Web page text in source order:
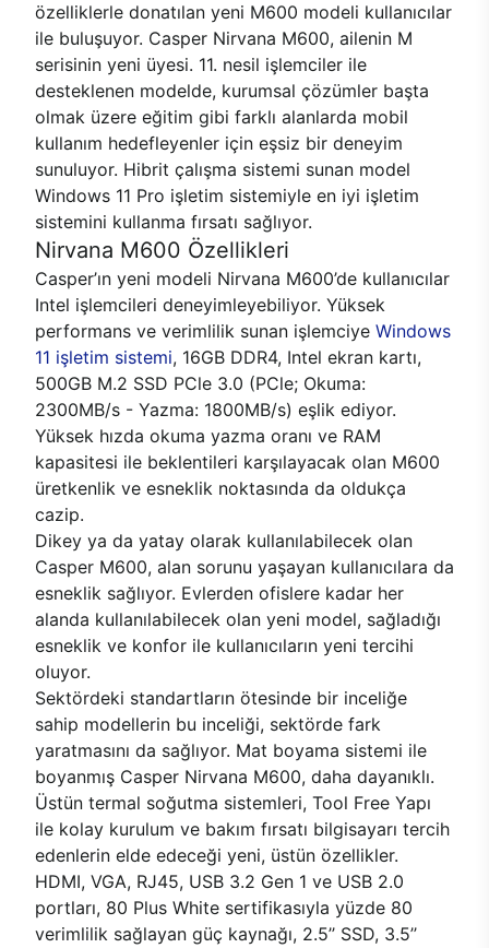
özelliklerle donatılan yeni M600 modeli kullanıcılar
ile buluşuyor. Casper Nirvana M600, ailenin M
serisinin yeni üyesi. 11. nesil işlemciler ile
desteklenen modelde, kurumsal çözümler başta
olmak üzere eğitim gibi farklı alanlarda mobil
kullanım hedefleyenler için eşsiz bir deneyim
sunuluyor. Hibrit çalışma sistemi sunan model
Windows 11 Pro işletim sistemiyle en iyi işletim
sistemini kullanma fırsatı sağlıyor.
Nirvana M600 Özellikleri
Casper’ın yeni modeli Nirvana M600’de kullanıcılar
Intel işlemcileri deneyimleyebiliyor. Yüksek
performans ve verimlilik sunan işlemciye Windows
11 işletim sistemi, 16GB DDR4, Intel ekran kartı,
500GB M.2 SSD PCle 3.0 (PCle; Okuma:
2300MB/s - Yazma: 1800MB/s) eşlik ediyor.
Yüksek hızda okuma yazma oranı ve RAM
kapasitesi ile beklentileri karşılayacak olan M600
üretkenlik ve esneklik noktasında da oldukça
cazip.
Dikey ya da yatay olarak kullanılabilecek olan
Casper M600, alan sorunu yaşayan kullanıcılara da
esneklik sağlıyor. Evlerden ofislere kadar her
alanda kullanılabilecek olan yeni model, sağladığı
esneklik ve konfor ile kullanıcıların yeni tercihi
oluyor.
Sektördeki standartların ötesinde bir inceliğe
sahip modellerin bu inceliği, sektörde fark
yaratmasını da sağlıyor. Mat boyama sistemi ile
boyanmış Casper Nirvana M600, daha dayanıklı.
Üstün termal soğutma sistemleri, Tool Free Yapı
ile kolay kurulum ve bakım fırsatı bilgisayarı tercih
edenlerin elde edeceği yeni, üstün özellikler.
HDMI, VGA, RJ45, USB 3.2 Gen 1 ve USB 2.0
portları, 80 Plus White sertifikasıyla yüzde 80
verimlilik sağlayan güç kaynağı, 2.5’’ SSD, 3.5’’